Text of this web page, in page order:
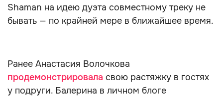
Shaman на идею дуэта совместному треку не
бывать — по крайней мере в ближайшее время.
Ранее Анастасия Волочкова
продемонстрировала свою растяжку в гостях
у подруги. Балерина в личном блоге